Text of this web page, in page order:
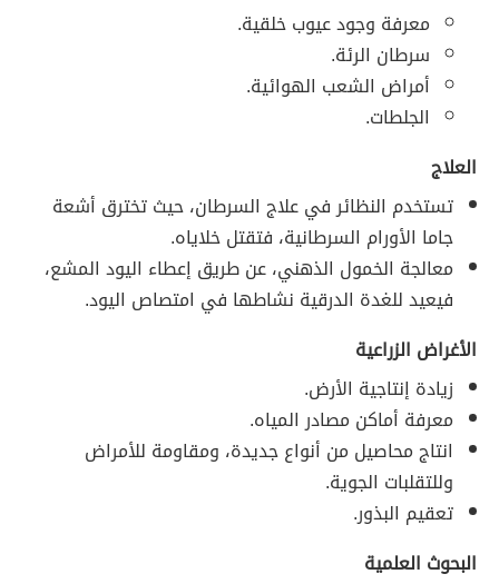
معرفة وجود عيوب خلقية.
سرطان الرئة.
أمراض الشعب الهوائية.
الجلطات.
العلاج
تستخدم النظائر في علاج السرطان، حيث تخترق أشعة
جاما الأورام السرطانية، فتقتل خلاياه.
معالجة الخمول الذهني، عن طريق إعطاء اليود المشع،
فيعيد للغدة الدرقية نشاطها في امتصاص اليود.
الأغراض الزراعية
زيادة إنتاجية الأرض.
معرفة أماكن مصادر المياه.
انتاج محاصيل من أنواع جديدة، ومقاومة للأمراض
وللتقلبات الجوية.
تعقيم البذور.
البحوث العلمية